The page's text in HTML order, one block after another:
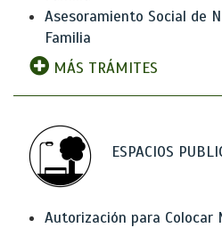
Asesoramiento Social de
Familia
MÁS TRÁMITES
ESPACIOS
Autorización para Colocar